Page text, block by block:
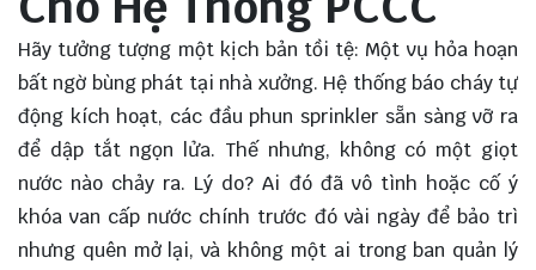
Hãy tưởng tượng một kịch bản tồi tệ: Một vụ hỏa hoạn
bất ngờ bùng phát tại nhà xưởng. Hệ thống báo cháy tự
động kích hoạt, các đầu phun sprinkler sẵn sàng vỡ ra
để dập tắt ngọn lửa. Thế nhưng, không có một giọt
nước nào chảy ra. Lý do? Ai đó đã vô tình hoặc cố ý
khóa van cấp nước chính trước đó vài ngày để bảo trì
nhưng quên mở lại, và không một ai trong ban quản lý